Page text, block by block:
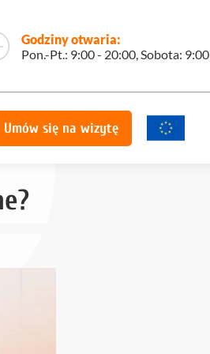
Godziny otwaria:
Pon.-Pt.: 9:00 - 20:00, Sobota:
Implantoprotetyka
szczękowa
Umów się na wizytę